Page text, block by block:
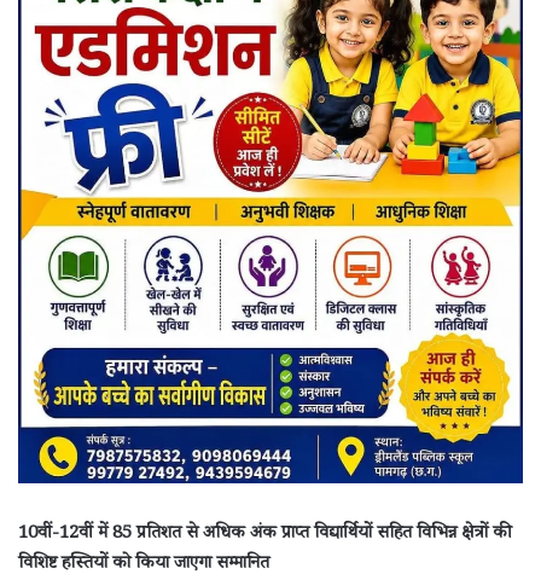
10वीं-12वीं में 85 प्रतिशत से अधिक अंक प्राप्त विद्यार्थियों सहित विभिन्न क्षेत्रों की
विशिष्ट हस्तियों को किया जाएगा सम्मानित